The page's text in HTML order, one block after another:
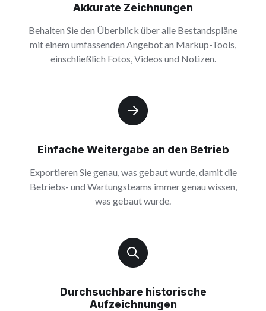
Akkurate Zeichnungen
Behalten Sie den Überblick über alle Bestandspläne
mit einem umfassenden Angebot an Markup-Tools,
einschließlich Fotos, Videos und Notizen.
Einfache Weitergabe an den Betrieb
Exportieren Sie genau, was gebaut wurde, damit die
Betriebs- und Wartungsteams immer genau wissen,
was gebaut wurde.
Durchsuchbare historische
Aufzeichnungen